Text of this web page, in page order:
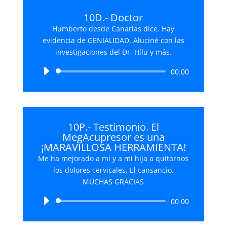
10D.- Doctor
Humberto desde Canarias dice. Hay
evidencia de GENIALIDAD. Aluciné con las
investigaciones del Dr. Hílu y más.
Reproductor
audio
00:00
10P.- Testimonio. El
MegAcupresor es una
¡MARAVILLOSA HERRAMIENTA!
Me ha mejorado a mí y a mi hija a quitarnos
los dolores cervicales. El cansancio.
MUCHAS GRACIAS
Reproductor
audio
00:00